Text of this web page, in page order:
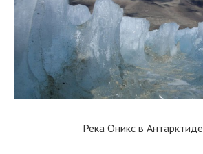
Река Оникс в Антарктиде